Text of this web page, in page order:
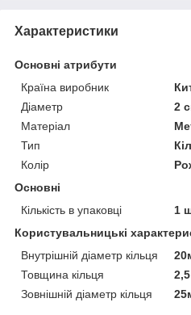
Характеристики
Основні атрибути
Країна виробник
Діаметр
2
Матеріал
Тип
Колір
Основні
Кількість в упаковці
1
Користувальницькі
Внутрішній діаметр кільця
Товщина кільця
Зовнішній діаметр кільця